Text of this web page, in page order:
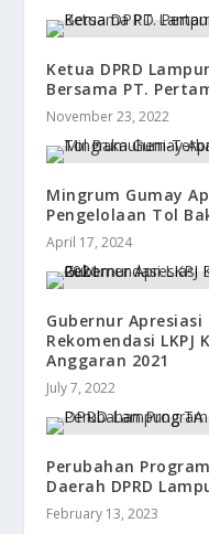
Ketua DPRD
Bersama PT.
November 23, 2022
Mingrum Gumay
Pengelolaan Tol
April 17, 2024
Gubernur Apresiasi
Rekomendasi LKPJ
Anggaran 2021
July 7, 2022
Perubahan
Daerah DPRD
February 13, 2023